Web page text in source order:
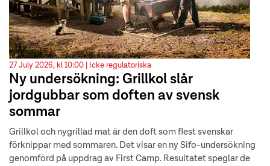
27 July 2026, kl 10:00 | Icke regulatoriska
Ny undersökning: Grillkol slår
jordgubbar som doften av svensk
sommar
Grillkol och nygrillad mat är den doft som flest svenskar
förknippar med sommaren. Det visar en ny Sifo-undersökning
genomförd på uppdrag av First Camp. Resultatet speglar de